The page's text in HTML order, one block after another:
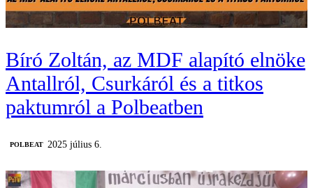
Bíró Zoltán, az MDF alapító elnöke
Antallról, Csurkáról és a titkos
paktumról a Polbeatben
‎POLBEAT 2025 július 6.